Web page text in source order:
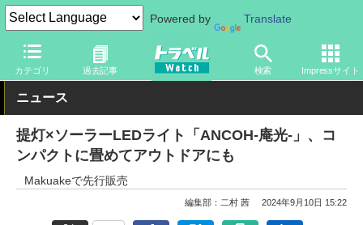
Powered by Translate
カテゴリ 過去記事 検索 Impressサイト
トラベル Watch 旅のアイテム 旅行グッズ アウトドア用品
ニュース
提灯×ソーラーLEDライト「ANCOH-庵光-」、コ
ンパクトに畳めてアウトドアにも
Makuakeで先行販売
編集部：二村 茜 2024年9月10日 15:22